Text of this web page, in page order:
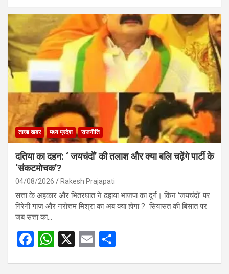
ce
b
o
o
k
at
s
A
p
p
ail ar
e
ताजा खबर मध्य प्रदेश राजनीति
दतिया का दहन: ‘ जयचंदों’ की तलाश और क्या बलि चढ़ेंगे पार्टी के
‘संकटमोचक’?
04/08/2026 Rakesh Prajapati
सत्ता के अहंकार और भितरघात ने ढहाया भाजपा का दुर्ग। किन ‘जयचंदों’ पर
गिरेगी गाज और नरोत्तम मिश्रा का अब क्या होगा ? सियासत की बिसात पर
जब सत्ता का…
F
W X
E